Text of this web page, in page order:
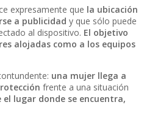
expresamente que la ubicación
a publicidad y que sólo puede
al dispositivo. El objetivo
alojadas como a los equipos
una mujer llega a
frente a una situación
el lugar donde se encuentra,